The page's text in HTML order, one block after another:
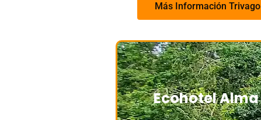
Más Información Trivago
Ecohotel Alma